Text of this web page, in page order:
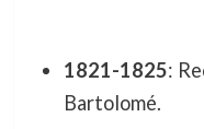
1821-1825:
Bartolomé.